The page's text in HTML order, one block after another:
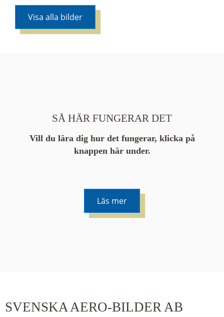
Visa alla bilder
SÅ HÄR FUNGERAR DET
Vill du lära dig hur det fungerar, klicka på
knappen här under.
Läs mer
SVENSKA AERO-BILDER AB